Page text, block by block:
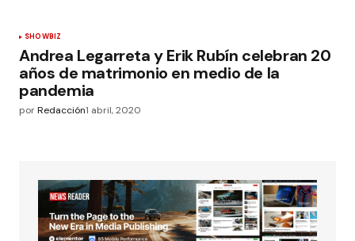
SHOWBIZ
Andrea Legarreta y Erik Rubín celebran 20
años de matrimonio en medio de la
pandemia
porRedacción1 abril, 2020